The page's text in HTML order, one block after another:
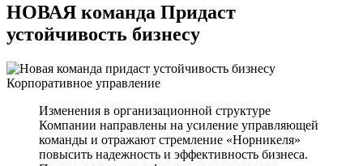
НОВАЯ команда Придаст
устойчивость бизнесу
Корпоративное управление
Изменения в организационной структуре
Компании направлены на усиление управляющей
команды и отражают стремление «Норникеля»
повысить надежность и эффективность бизнеса.